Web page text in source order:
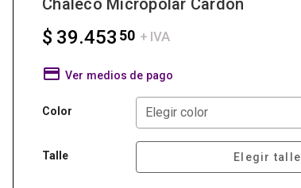
Chaleco Micropolar Cardon
$ 39.45350 + IVA
Ver medios de pago
Color Elegir color
Talle Elegir talle